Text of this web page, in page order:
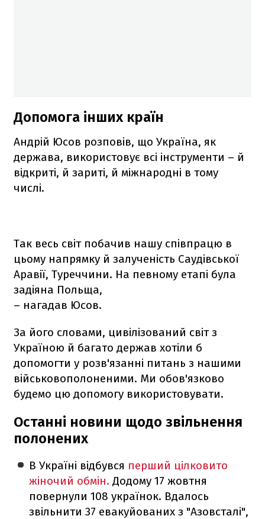
Допомога інших країн
Андрій Юсов розповів, що Україна, як
держава, використовує всі інструменти – й
відкриті, й зариті, й міжнародні в тому
числі.
Так весь світ побачив нашу співпрацю в
цьому напрямку й залученість Саудівської
Аравії, Туреччини. На певному етапі була
задіяна Польща,
– нагадав Юсов.
За його словами, цивілізований світ з
Україною й багато держав хотіли б
допомогти у розв'язанні питань з нашими
військовополоненими. Ми обов'язково
будемо цю допомогу використовувати.
Останні новини щодо звільнення
полонених
В Україні відбувся перший цілковито
жіночий обмін. Додому 17 жовтня
повернули 108 українок. Вдалось
звільнити 37 евакуйованих з "Азовсталі",